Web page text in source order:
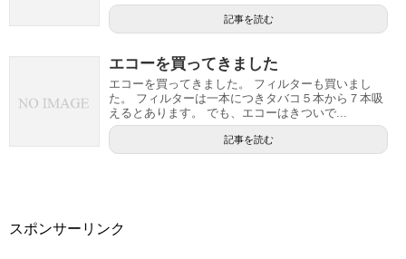
記事を読む
エコーを買ってきました
エコーを買ってきました。 フィルターも買いまし
た。 フィルターは一本につきタバコ５本から７本吸
えるとあります。 でも、エコーはきついで...
記事を読む
スポンサーリンク